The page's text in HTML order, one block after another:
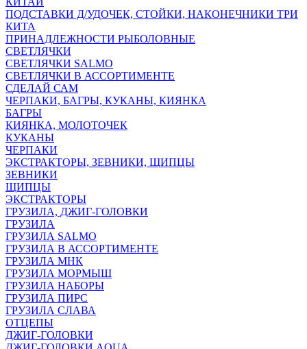
ПОДСТАВКИ Д/УДОЧЕК, СТОЙКИ, НАКОНЕЧНИКИ ТРИ
КИТА
ПРИНАДЛЕЖНОСТИ РЫБОЛОВНЫЕ
СВЕТЛЯЧКИ
СВЕТЛЯЧКИ SALMO
СВЕТЛЯЧКИ В АССОРТИМЕНТЕ
СДЕЛАЙ САМ
ЧЕРПАКИ, БАГРЫ, КУКАНЫ, КИЯНКА
БАГРЫ
КИЯНКА, МОЛОТОЧЕК
КУКАНЫ
ЧЕРПАКИ
ЭКСТРАКТОРЫ, ЗЕВНИКИ, ЩИПЦЫ
ЗЕВНИКИ
ЩИПЦЫ
ЭКСТРАКТОРЫ
ГРУЗИЛА, ДЖИГ-ГОЛОВКИ
ГРУЗИЛА
ГРУЗИЛА SALMO
ГРУЗИЛА В АССОРТИМЕНТЕ
ГРУЗИЛА МНК
ГРУЗИЛА МОРМЫШ
ГРУЗИЛА НАБОРЫ
ГРУЗИЛА ПИРС
ГРУЗИЛА СЛАВА
ОТЦЕПЫ
ДЖИГ-ГОЛОВКИ